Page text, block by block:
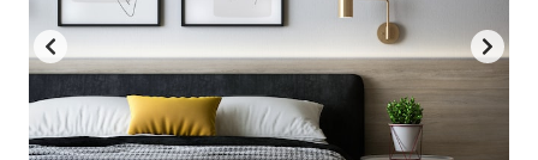
for
changing
dates.
for
changing
dates.